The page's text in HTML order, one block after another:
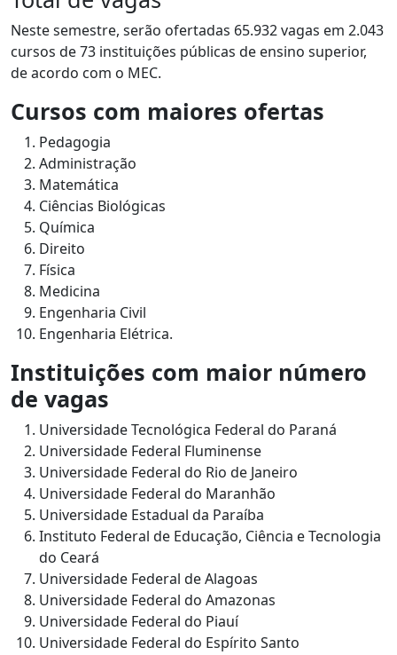
Neste semestre, serão ofertadas 65.932 vagas em 2.043
cursos de 73 instituições públicas de ensino superior,
de acordo com o MEC.
Cursos com maiores ofertas
Pedagogia
Administração
Matemática
Ciências Biológicas
Química
Direito
Física
Medicina
Engenharia Civil
Engenharia Elétrica.
Instituições com maior número
de vagas
Universidade Tecnológica Federal do Paraná
Universidade Federal Fluminense
Universidade Federal do Rio de Janeiro
Universidade Federal do Maranhão
Universidade Estadual da Paraíba
Instituto Federal de Educação, Ciência e Tecnologia
do Ceará
Universidade Federal de Alagoas
Universidade Federal do Amazonas
Universidade Federal do Piauí
Universidade Federal do Espírito Santo